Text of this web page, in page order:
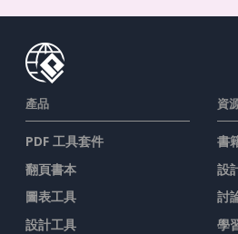
產品
PDF 工具套件
翻頁書本
圖表工具
設計工具
資
書
設
討
學